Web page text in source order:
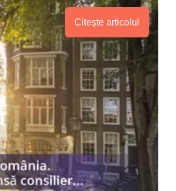
Citește articolul